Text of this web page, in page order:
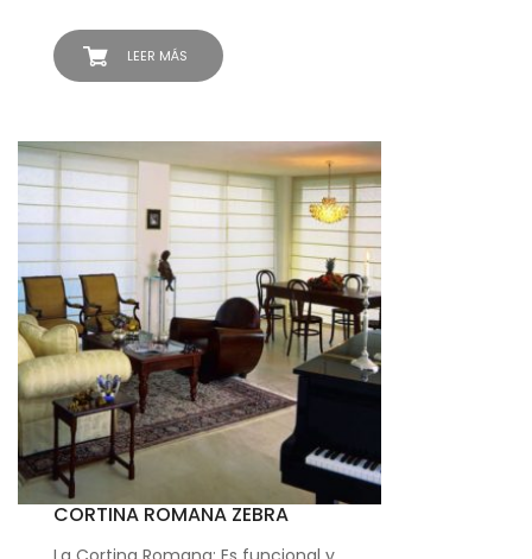
LEER MÁS
CORTINA ROMANA ZEBRA